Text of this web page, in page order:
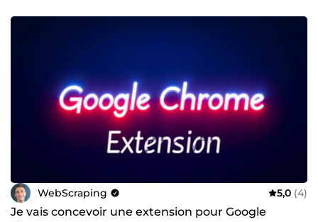
WebScraping 5,0 (4)
Je vais concevoir une extension pour Google